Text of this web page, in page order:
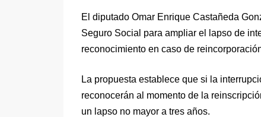
El diputado Omar Enrique Castañeda
Seguro Social para ampliar el lapso de
reconocimiento en caso de
La propuesta establece que si la
reconocerán al momento de la
un lapso no mayor a tres años.